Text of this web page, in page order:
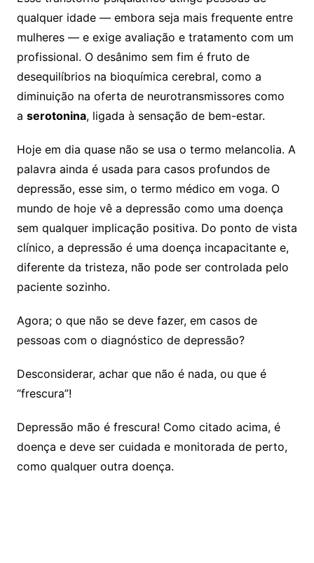
qualquer idade — embora seja mais frequente entre
mulheres — e exige avaliação e tratamento com um
profissional. O desânimo sem fim é fruto de
desequilíbrios na bioquímica cerebral, como a
diminuição na oferta de neurotransmissores como
a serotonina, ligada à sensação de bem-estar.
Hoje em dia quase não se usa o termo melancolia. A
palavra ainda é usada para casos profundos de
depressão, esse sim, o termo médico em voga. O
mundo de hoje vê a depressão como uma doença
sem qualquer implicação positiva. Do ponto de vista
clínico, a depressão é uma doença incapacitante e,
diferente da tristeza, não pode ser controlada pelo
paciente sozinho.
Agora; o que não se deve fazer, em casos de
pessoas com o diagnóstico de depressão?
Desconsiderar, achar que não é nada, ou que é
“frescura”!
Depressão mão é frescura! Como citado acima, é
doença e deve ser cuidada e monitorada de perto,
como qualquer outra doença.